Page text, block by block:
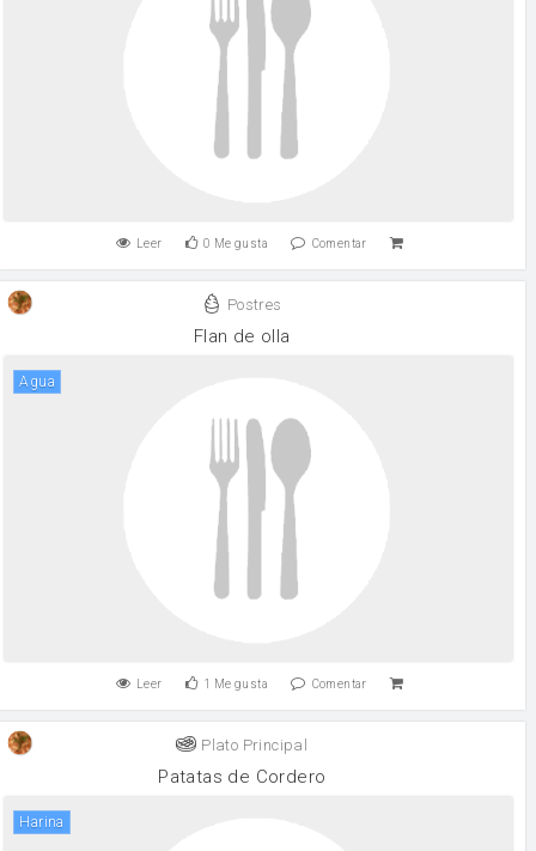
Leer 0 Me gusta Comentar
Postres
Flan de olla
agua
Leer 1 Me gusta Comentar
Plato Principal
Patatas de Cordero
harina